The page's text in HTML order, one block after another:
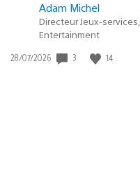
Adam Michel
Directeur Jeux-
Entertainment
Date
28/07/2026 3 14